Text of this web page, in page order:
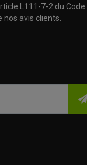
L111-7-2 du
avis clients.